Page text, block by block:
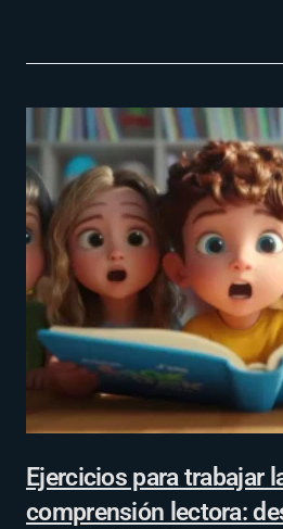
Ejercicios para trabajar
comprensión lectora: